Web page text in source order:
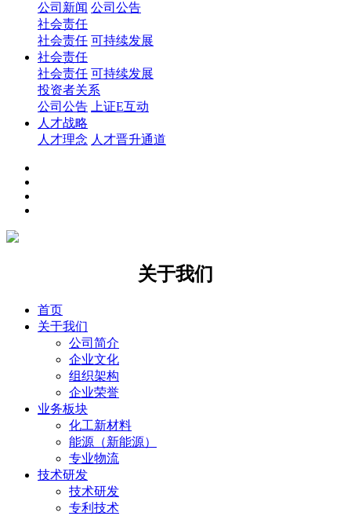
公司新闻 公司公告
社会责任
社会责任 可持续发展
社会责任
社会责任 可持续发展
投资者关系
公司公告 上证E互动
人才战略
人才理念 人才晋升通道
关于我们
首页
关于我们
公司简介
企业文化
组织架构
企业荣誉
业务板块
化工新材料
能源（新能源）
专业物流
技术研发
技术研发
专利技术